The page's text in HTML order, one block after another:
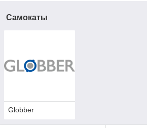
Самокаты
Globber